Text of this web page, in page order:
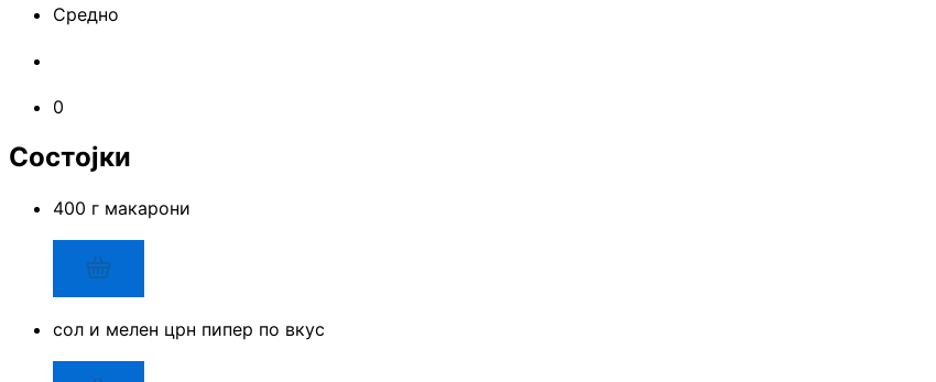
Средно
0
Состојки
400 г макарони
сол и мелен црн пипер по вкус